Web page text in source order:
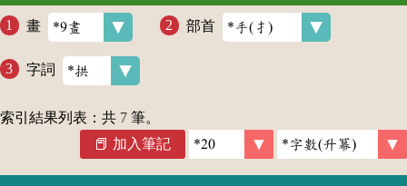
畫 部首
字詞
索引結果列表：共 7 筆。
加入筆記